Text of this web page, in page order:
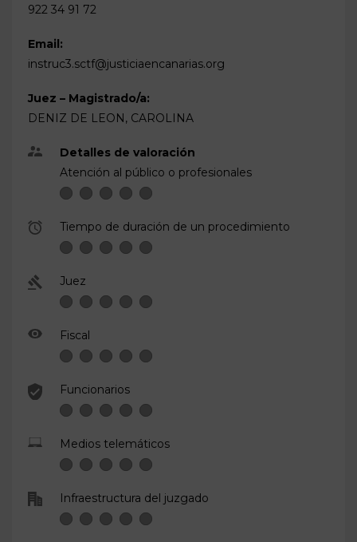
922 34 91 72
Email:
instruc3.sctf@justiciaencanarias.org
Juez – Magistrado/a:
DENIZ DE LEON, CAROLINA
Detalles de valoración
Atención al público o profesionales
Tiempo de duración de un procedimiento
Juez
Fiscal
Funcionarios
Medios telemáticos
Infraestructura del juzgado